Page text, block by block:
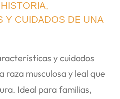
Y CUIDADOS DE UNA
y cuidados
raza musculosa y leal que
Ideal para familias,